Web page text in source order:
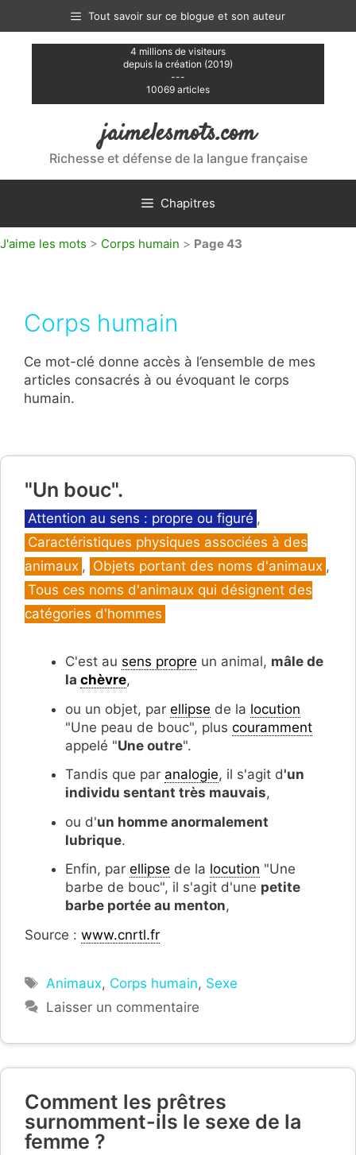
contenu
Tout savoir sur ce blogue et son auteur
4 millions de visiteurs
depuis la création (2019)
---
10069 articles
jaimelesmots.com
Richesse et défense de la langue française
Chapitres
J'aime les mots > Corps humain > Page 43
Corps humain
Ce mot-clé donne accès à l’ensemble de mes
articles consacrés à ou évoquant le corps
humain.
"Un bouc".
Catégories
Attention au sens : propre ou figuré ,
Caractéristiques physiques associées à des
animaux , Objets portant des noms d'animaux ,
Tous ces noms d'animaux qui désignent des
catégories d'hommes
C'est au sens propre un animal, mâle de
la chèvre,
ou un objet, par ellipse de la locution
"Une peau de bouc", plus couramment
appelé "Une outre".
Tandis que par analogie, il s'agit d'un
individu sentant très mauvais,
ou d'un homme anormalement
lubrique.
Enfin, par ellipse de la locution "Une
barbe de bouc", il s'agit d'une petite
barbe portée au menton,
Source : www.cnrtl.fr
Étiquettes
Animaux, Corps humain, Sexe
Laisser un commentaire
Comment les prêtres
surnomment-ils le sexe de la
femme ?